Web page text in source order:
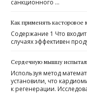
санкционного …
Как применять
Содержание 1 Что входит
случаях эффективен
Сердечную мышцу
Используя метод
установили, что
к регенерации.